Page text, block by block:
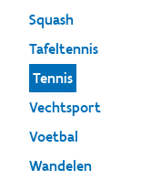
Squash
Tafeltennis
Tennis
Vechtsport
Voetbal
Wandelen